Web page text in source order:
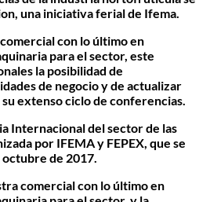
una iniciativa ferial de Ifema.
con lo último en
para el sector, este
la posibilidad de
de negocio y de actualizar
extenso ciclo de conferencias.
Internacional del sector de las
por IFEMA y FEPEX, que se
de 2017.
comercial con lo último en